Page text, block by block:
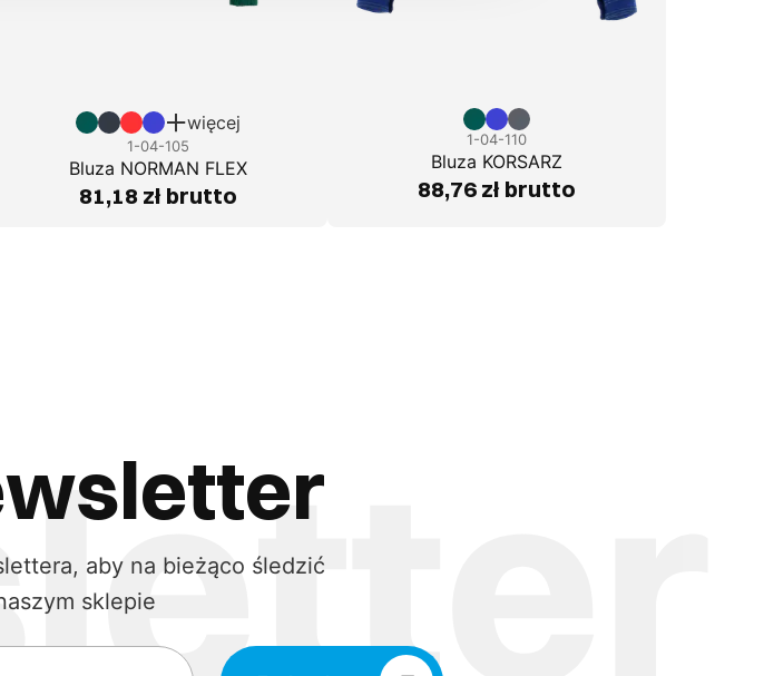
więcej
1-04-105
Bluza NORMAN FLEX
81,18 zł brutto
1-04-110
Bluza KORSARZ
88,76 zł brutto
aby na bieżąco śledzić
sklepie